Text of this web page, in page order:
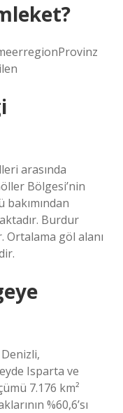
arasında
Bölgesi’nin
Burdur
Ortalama göl alanı
Isparta ve
7.176 km²
%60,6’sı